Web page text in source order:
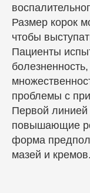
Размер корок
чтобы
Пациенты
проблемы с
Первой линией
повышающие
форма
мазей и кремов.